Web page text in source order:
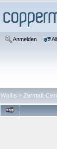
Anmelden
Wallis > Zermatt-